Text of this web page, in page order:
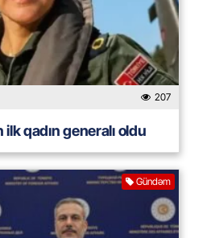
207
qadın generalı oldu
Gündəm